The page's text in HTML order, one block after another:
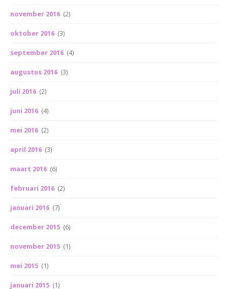
november 2016 (2)
oktober 2016 (3)
september 2016 (4)
augustus 2016 (3)
juli 2016 (2)
juni 2016 (4)
mei 2016 (2)
april 2016 (3)
maart 2016 (6)
februari 2016 (2)
januari 2016 (7)
december 2015 (6)
november 2015 (1)
mei 2015 (1)
januari 2015 (1)